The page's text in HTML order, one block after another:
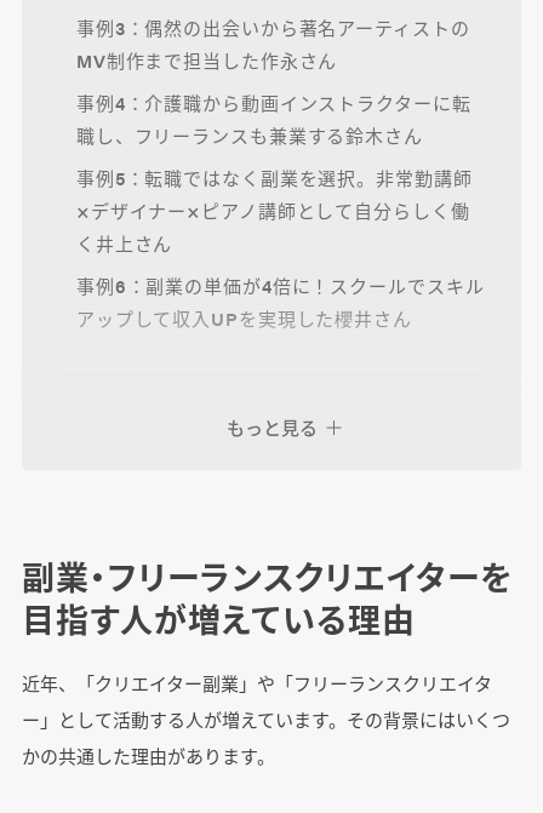
事例3：偶然の出会いから著名アーティストの
MV制作まで担当した作永さん
事例4：介護職から動画インストラクターに転
職し、フリーランスも兼業する鈴木さん
事例5：転職ではなく副業を選択。非常勤講師
×デザイナー×ピアノ講師として自分らしく働
く井上さん
事例6：副業の単価が4倍に！スクールでスキル
アップして収入UPを実現した櫻井さん
副業・フリーランスクリエイターとして成功す
ポイント2：背伸びをしない姿勢で、まず実績
を積み上げる
ポイント3：本業との軸を決め、自分らしい働
き方を設計する
副業・フリーランスを目指すために必要なスキ
もっと見る
副業・フリーランスクリエイターを
目指す人が増えている理由
近年、「クリエイター副業」や「フリーランスクリエイタ
ー」として活動する人が増えています。その背景にはいくつ
かの共通した理由があります。